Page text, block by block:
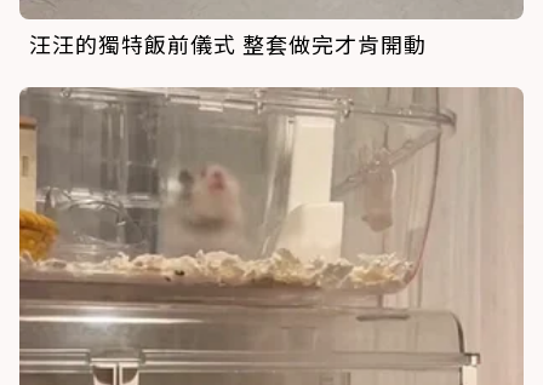
汪汪的獨特飯前儀式 整套做完才肯開動